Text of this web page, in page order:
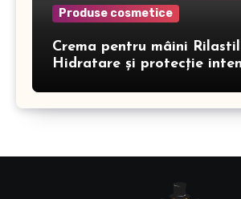
Produse cosmetice
Crema pentru mâini
Hidratare și protecție